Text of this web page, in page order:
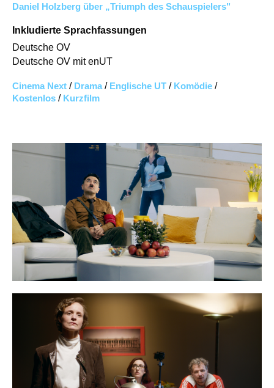
Daniel Holzberg über „Triumph des Schauspielers"
Inkludierte Sprachfassungen
Deutsche OV
Deutsche OV mit enUT
Cinema Next / Drama / Englische UT / Komödie /
Kostenlos / Kurzfilm